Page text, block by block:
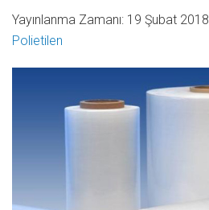
Yayınlanma Zamanı: 19 Şubat 2018
Polietilen